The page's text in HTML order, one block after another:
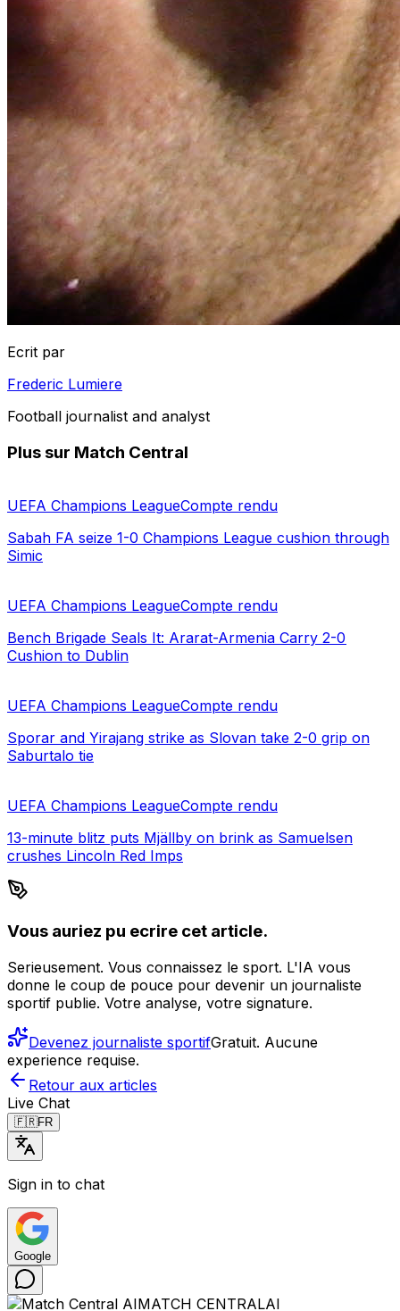
Ecrit par
Frederic Lumiere
Football journalist and analyst
Plus sur Match Central
UEFA Champions LeagueCompte rendu
Sabah FA seize 1-0 Champions League cushion through
Simic
UEFA Champions LeagueCompte rendu
Bench Brigade Seals It: Ararat-Armenia Carry 2-0
Cushion to Dublin
UEFA Champions LeagueCompte rendu
Sporar and Yirajang strike as Slovan take 2-0 grip on
Saburtalo tie
UEFA Champions LeagueCompte rendu
13-minute blitz puts Mjällby on brink as Samuelsen
crushes Lincoln Red Imps
Vous auriez pu ecrire cet article.
Serieusement. Vous connaissez le sport. L'IA vous
donne le coup de pouce pour devenir un journaliste
sportif publie. Votre analyse, votre signature.
Devenez journaliste sportifGratuit. Aucune
experience requise.
Retour aux articles
Live Chat
🇫🇷FR
Sign in to chat
Google
MATCH CENTRALAI